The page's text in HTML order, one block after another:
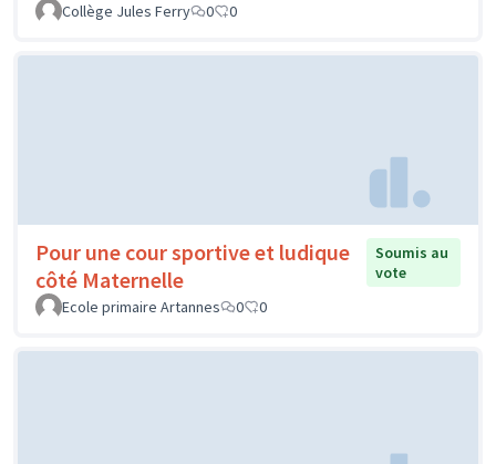
Collège Jules Ferry
0 0
Pour une cour sportive et ludique
côté Maternelle
Soumis au
vote
Ecole primaire Artannes
0 0